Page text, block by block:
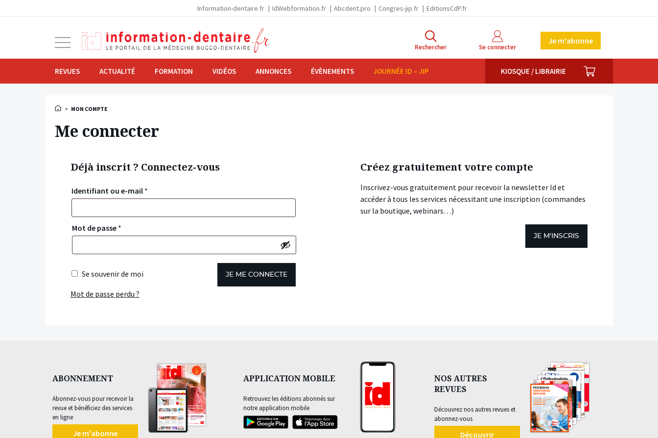
Information-dentaire.fr IdWebformation.fr Abcdent.pro Congres-jip.fr EditionsCdP.fr
navigation
Rechercher Se connecter
Je m'abonne
REVUES ACTUALITÉ FORMATION VIDÉOS ANNONCES ÉVÈNEMENTS JOURNÉE ID – JIP KIOSQUE / LIBRAIRIE PANIER
> MON COMPTE
Me connecter
Déjà inscrit ? Connectez-vous
Identifiant ou e-mail *
Mot de passe *
Se souvenir de moi JE ME CONNECTE
Mot de passe perdu ?
Créez gratuitement votre compte
Inscrivez-vous gratuitement pour recevoir la newsletter Id et
accéder à tous les services nécessitant une inscription (commandes
sur la boutique, webinars…)
JE M'INSCRIS
ABONNEMENT
Abonnez-vous pour recevoir la
revue et bénéficiez des services
en ligne
Je m'abonne
APPLICATION MOBILE
Retrouvez les éditions abonnés sur
notre application mobile
NOS AUTRES
REVUES
Découvrez nos autres revues et
abonnez-vous
Découvrir